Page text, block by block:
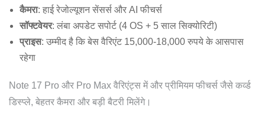
कैमरा: हाई रेजोल्यूशन सेंसर्स और AI फीचर्स
सॉफ्टवेयर: लंबा अपडेट सपोर्ट (4 OS + 5 साल सिक्योरिटी)
प्राइस: उम्मीद है कि बेस वैरिएंट 15,000-18,000 रुपये के आसपास
रहेगा
Note 17 Pro और Pro Max वैरिएंट्स में और प्रीमियम फीचर्स जैसे कर्व्ड
डिस्प्ले, बेहतर कैमरा और बड़ी बैटरी मिलेंगे।